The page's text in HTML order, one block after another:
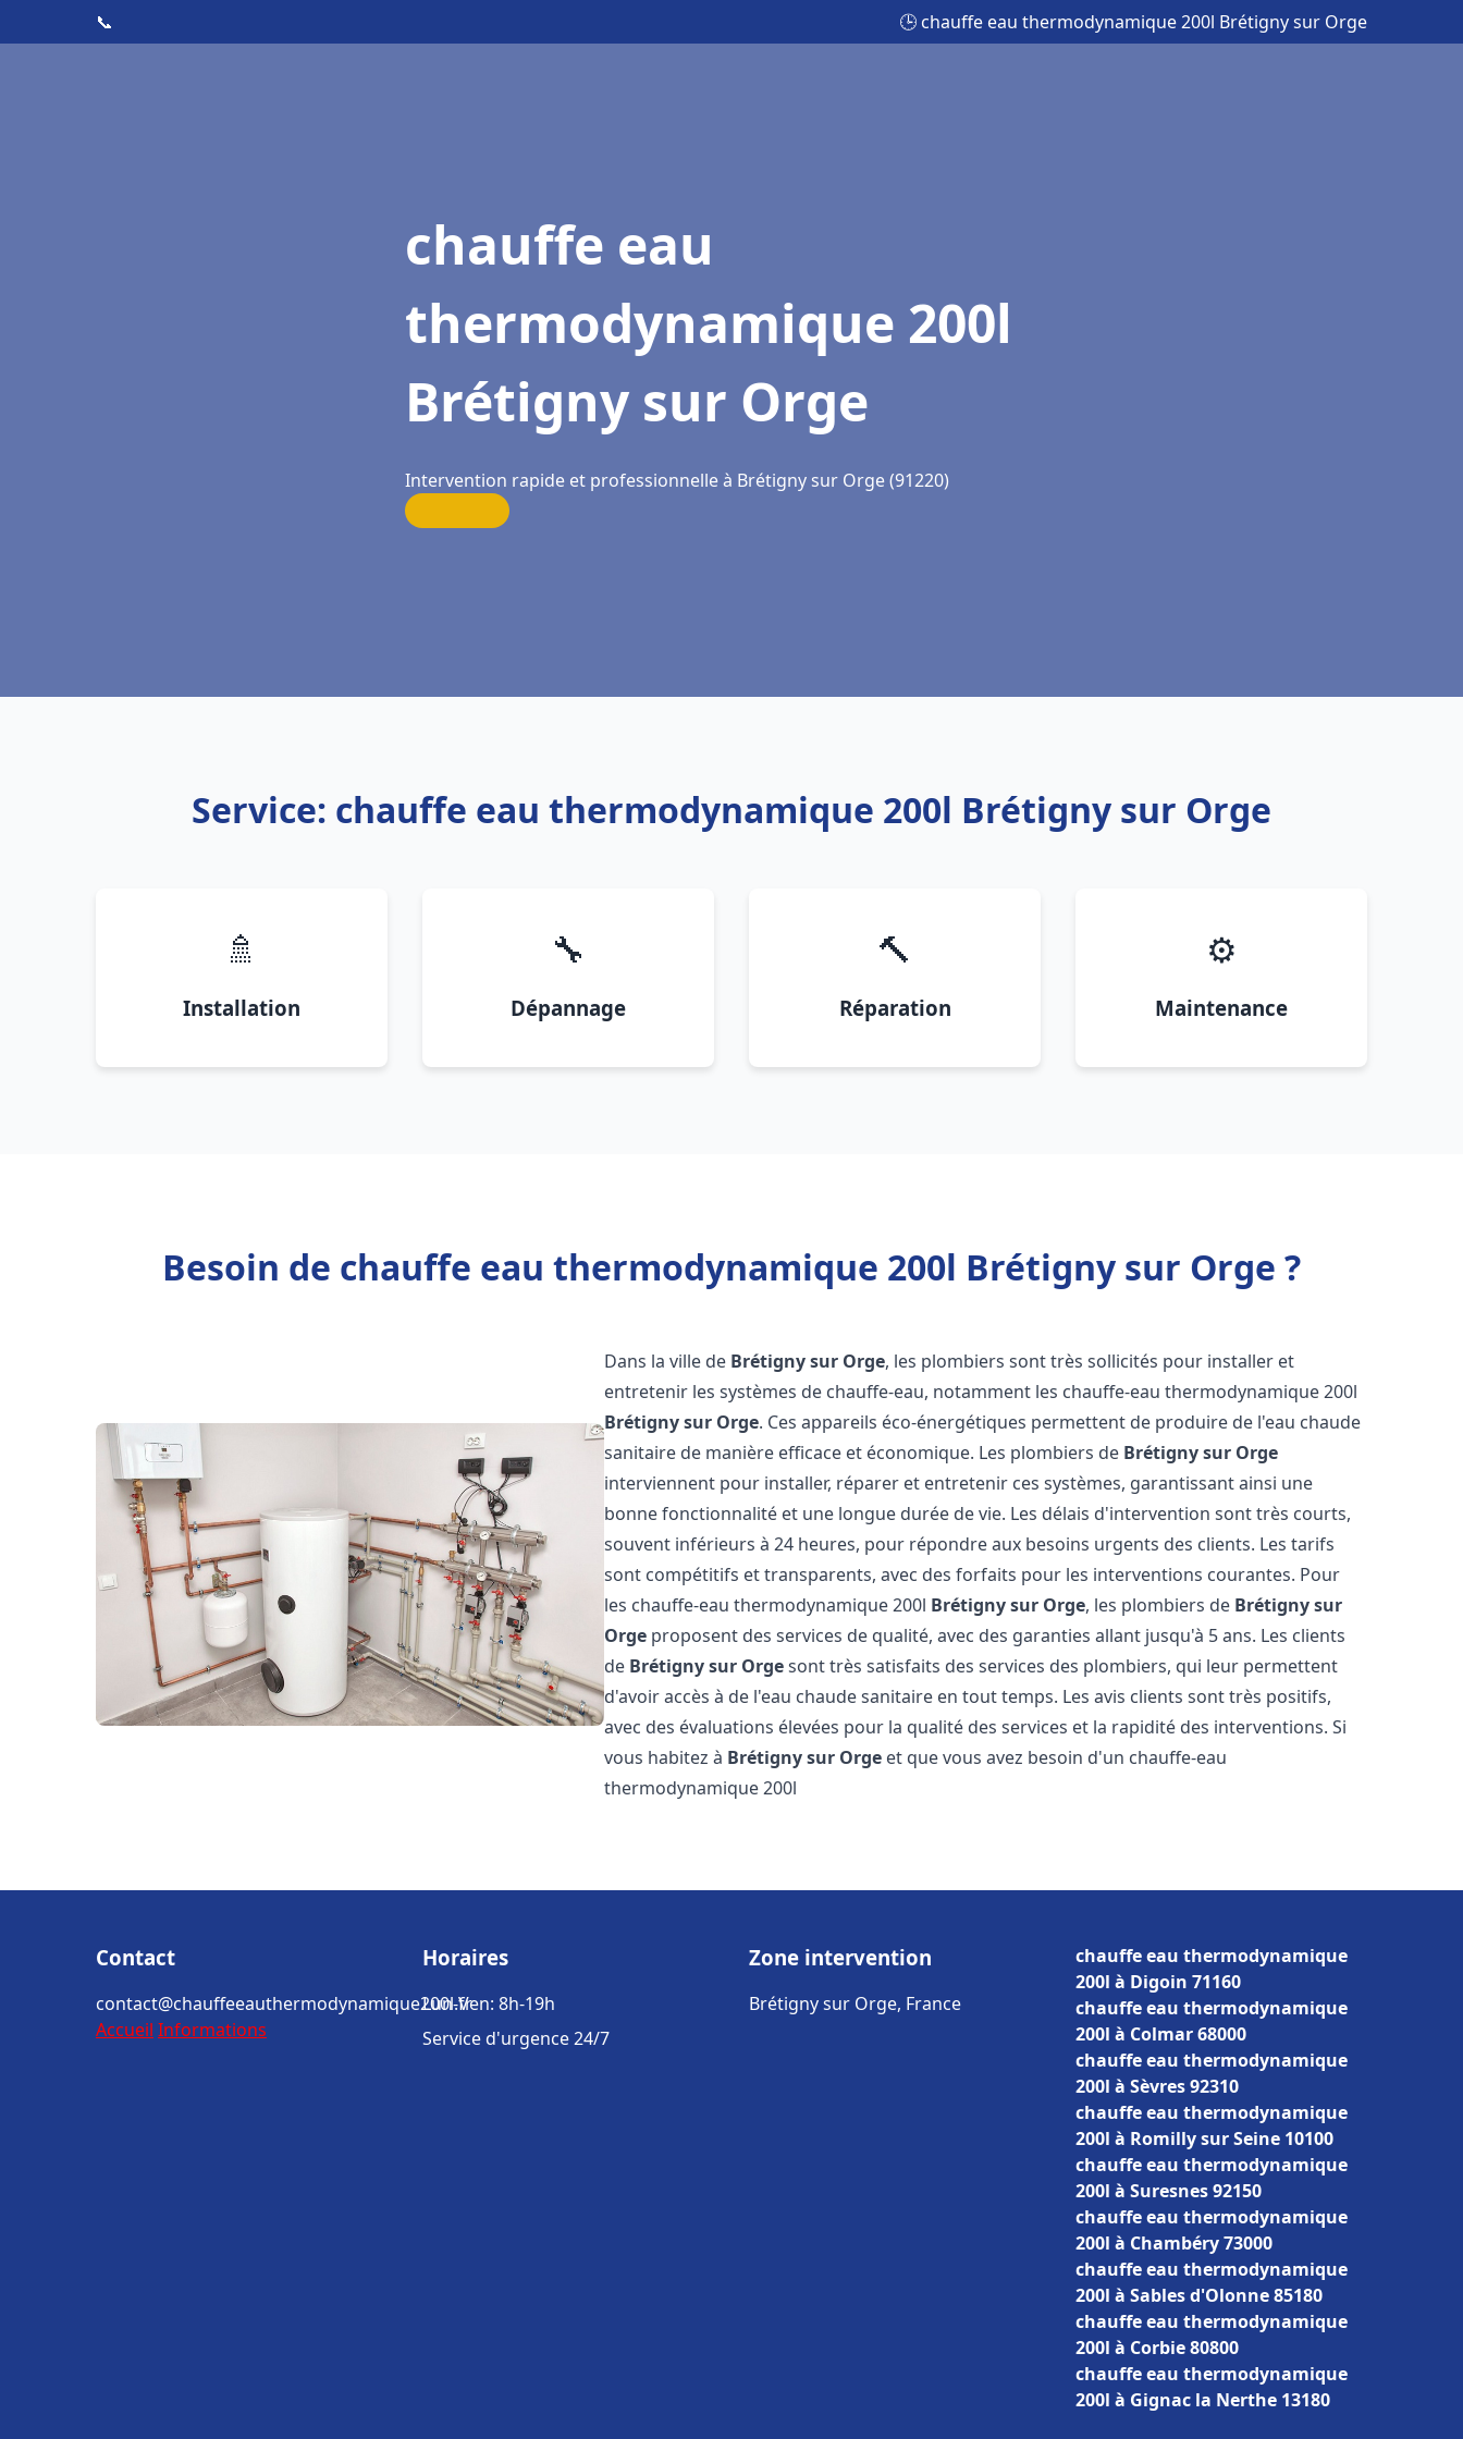
📞 🕒 chauffe eau thermodynamique 200l Brétigny sur Orge
chauffe eau
thermodynamique 200l
Brétigny sur Orge
Intervention rapide et professionnelle à Brétigny sur Orge (91220)
Service: chauffe eau thermodynamique 200l Brétigny sur Orge
🚿
Installation
🔧
Dépannage
🔨
Réparation
⚙️
Maintenance
Besoin de chauffe eau thermodynamique 200l Brétigny sur Orge ?
Dans la ville de Brétigny sur Orge, les plombiers sont très sollicités pour installer et
entretenir les systèmes de chauffe-eau, notamment les chauffe-eau thermodynamique 200l
Brétigny sur Orge. Ces appareils éco-énergétiques permettent de produire de l'eau chaude
sanitaire de manière efficace et économique. Les plombiers de Brétigny sur Orge
interviennent pour installer, réparer et entretenir ces systèmes, garantissant ainsi une
bonne fonctionnalité et une longue durée de vie. Les délais d'intervention sont très courts,
souvent inférieurs à 24 heures, pour répondre aux besoins urgents des clients. Les tarifs
sont compétitifs et transparents, avec des forfaits pour les interventions courantes. Pour
les chauffe-eau thermodynamique 200l Brétigny sur Orge, les plombiers de Brétigny sur
Orge proposent des services de qualité, avec des garanties allant jusqu'à 5 ans. Les clients
de Brétigny sur Orgesont très satisfaits des services des plombiers, qui leur permettent
d'avoir accès à de l'eau chaude sanitaire en tout temps. Les avis clients sont très positifs,
avec des évaluations élevées pour la qualité des services et la rapidité des interventions. Si
vous habitez à Brétigny sur Orge et que vous avez besoin d'un chauffe-eau
thermodynamique 200l
Contact
contact@chauffeeauthermodynamique200l.fr
Accueil Informations
Horaires
Lun-Ven: 8h-19h
Service d'urgence 24/7
Zone intervention
Brétigny sur Orge, France
chauffe eau thermodynamique
200l à Digoin 71160
chauffe eau thermodynamique
200l à Colmar 68000
chauffe eau thermodynamique
200l à Sèvres 92310
chauffe eau thermodynamique
200l à Romilly sur Seine 10100
chauffe eau thermodynamique
200l à Suresnes 92150
chauffe eau thermodynamique
200l à Chambéry 73000
chauffe eau thermodynamique
200l à Sables d'Olonne 85180
chauffe eau thermodynamique
200l à Corbie 80800
chauffe eau thermodynamique
200l à Gignac la Nerthe 13180